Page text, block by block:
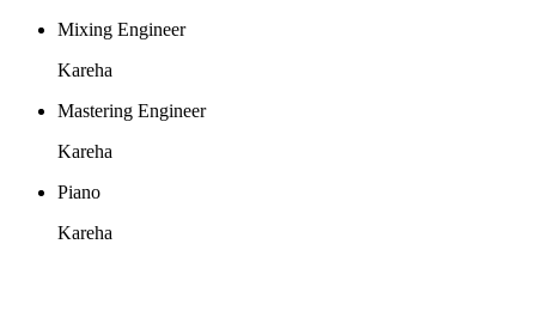
Mixing Engineer
Kareha
Mastering Engineer
Kareha
Piano
Kareha